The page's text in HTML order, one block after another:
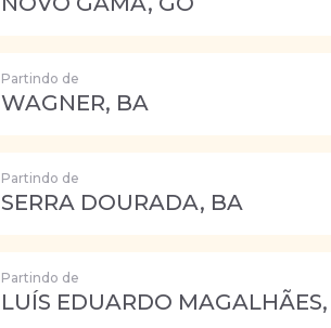
Partindo de
WAGNER, BA
Partindo de
SERRA DOURADA, BA
Partindo de
LUÍS EDUARDO